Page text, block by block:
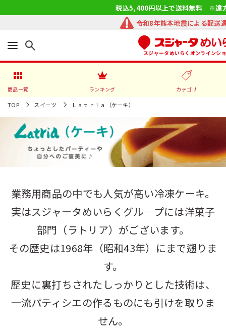
税込5,400円以上で送料無料 ※遠
令和8年熊本地震による配送
スジャータめいらくオンラインシ
商品一覧 ランキング カテゴリ
TOP スイーツ Ｌａｔｒｉａ（ケーキ）
業務用商品の中でも人気が高い冷凍ケーキ。
実はスジャータめいらくグル―プには洋菓子
部門（ラトリア）がございます。
その歴史は1968年（昭和43年）にまで遡りま
す。
歴史に裏打ちされたしっかりとした技術は、
一流パティシエの作るものにも引けを取りま
せん。